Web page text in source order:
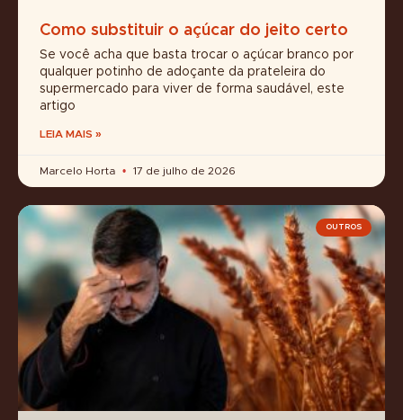
Como substituir o açúcar do jeito certo
Se você acha que basta trocar o açúcar branco por
qualquer potinho de adoçante da prateleira do
supermercado para viver de forma saudável, este
artigo
LEIA MAIS »
Marcelo Horta 17 de julho de 2026
OUTROS